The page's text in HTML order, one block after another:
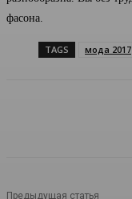
фасона.
TAGS мода 2017
Предыдущая статья